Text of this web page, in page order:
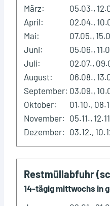
März:
05.03.,
April:
02.04.,
Mai:
07.05.,
Juni:
05.06.,
Juli:
02.07.,
August:
06.08.,
September: 03.09.,
Oktober:
01.10.,
November: 05.11.,
Dezember: 03.12.,
Restmüllabfuhr
14-tägig mittwochs in